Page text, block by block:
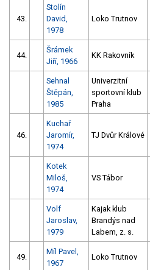
43.
Stolín
David,
1978
Loko Trutnov
44.
Šrámek
Jiří, 1966
KK Rakovník
Sehnal
Štěpán,
1985
Univerzitní
sportovní klub
Praha
46.
Kuchař
Jaromír,
1974
TJ Dvůr Králové
Kotek
Miloš,
1974
VS Tábor
Volf
Jaroslav,
1979
Kajak klub
Brandýs nad
Labem, z. s.
49.
Míl Pavel,
1967
Loko Trutnov